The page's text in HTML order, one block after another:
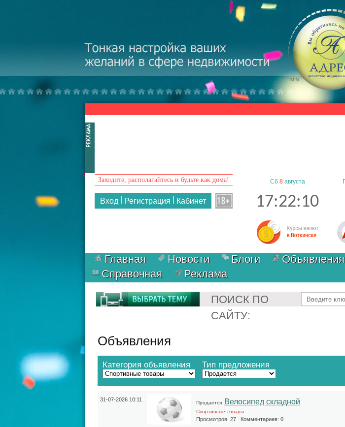
Заходите, располагайтесь и будьте как дома!
Вход Регистрация Кабинет
Сб 8августа
17:22:11
Главная Новости Блоги Объявления
Справочная
Реклама
ПОИСК ПО
САЙТУ:
Объявления
Категория объявления Тип предложения
31-07-2026 10:11
Продается Велосипед складной
Спортивные товары
Просмотров: 27 Комментариев: 0